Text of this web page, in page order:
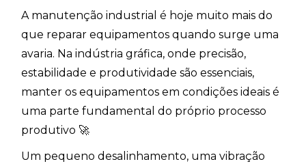
A manutenção industrial é hoje muito mais do
que reparar equipamentos quando surge uma
avaria. Na indústria gráfica, onde precisão,
estabilidade e produtividade são essenciais,
manter os equipamentos em condições ideais é
uma parte fundamental do próprio processo
produtivo 🚀
Um pequeno desalinhamento, uma vibração